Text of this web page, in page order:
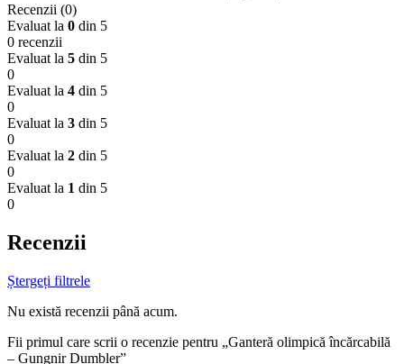
Recenzii (0)
Evaluat la 0 din 5
0 recenzii
Evaluat la 5 din 5
0
Evaluat la 4 din 5
0
Evaluat la 3 din 5
0
Evaluat la 2 din 5
0
Evaluat la 1 din 5
0
Recenzii
Ștergeți filtrele
Nu există recenzii până acum.
Fii primul care scrii o recenzie pentru „Ganteră olimpică încărcabilă
– Gungnir Dumbler”